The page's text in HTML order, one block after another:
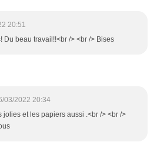
20:51
Du beau travail!!<br /> <br /> Bises
03/2022 20:34
jolies et les papiers aussi .<br /> <br />